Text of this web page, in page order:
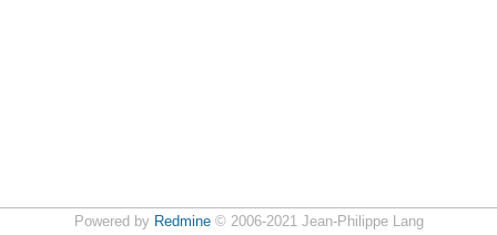
Powered by Redmine© 2006-2021 Jean-Philippe Lang